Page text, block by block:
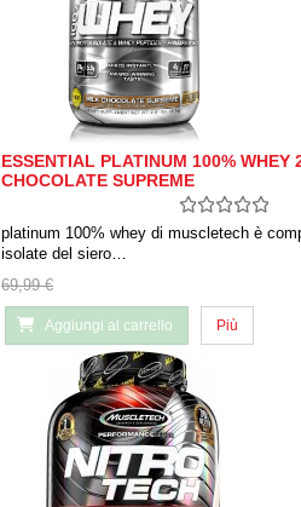
ESSENTIAL PLATINUM 100% WHEY
CHOCOLATE SUPREME
platinum 100% whey di muscletech è
isolate del siero…
69,99 €
Aggiungi al carrello Più